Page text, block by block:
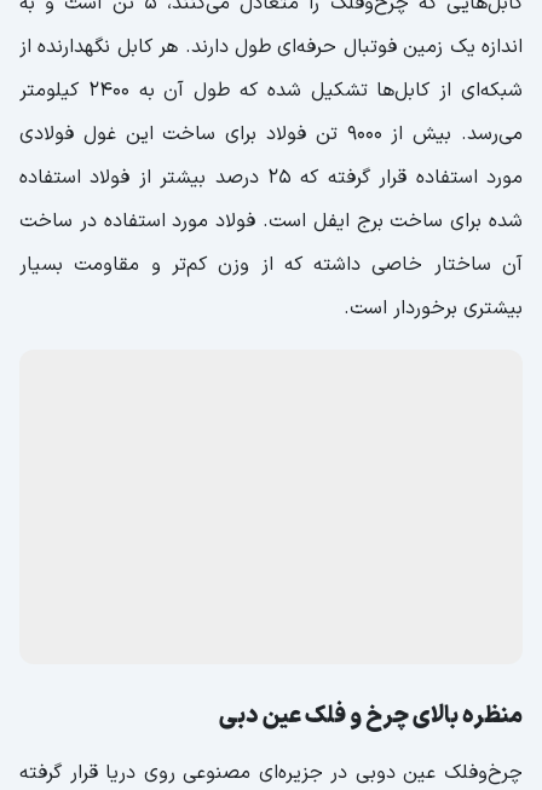
اندازه یک زمین فوتبال حرفه‌ای طول دارند. هر کابل نگهدارنده از
شبکه‌ای از کابل‌ها تشکیل شده که طول آن به ۲۴۰۰ کیلومتر
می‌رسد. بیش از ۹۰۰۰ تن فولاد برای ساخت این غول فولادی
مورد استفاده قرار گرفته که ۲۵ درصد بیشتر از فولاد استفاده
شده برای ساخت برج ایفل است. فولاد مورد استفاده در ساخت
آن ساختار خاصی داشته که از وزن کم‌تر و مقاومت بسیار
بیشتری برخوردار است.
منظره بالای چرخ و فلک عین دبی
چرخ‌وفلک عین دوبی در جزیره‌ای مصنوعی روی دریا قرار گرفته